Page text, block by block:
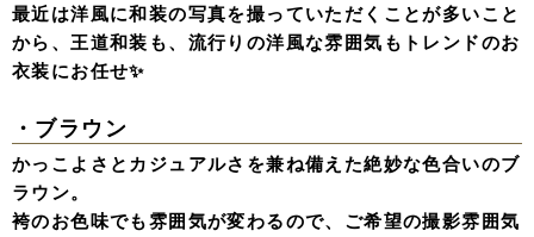
最近は洋風に和装の写真を撮っていただくことが多いこと
から、王道和装も、流行りの洋風な雰囲気もトレンドのお
衣装にお任せ✨
・ブラウン
かっこよさとカジュアルさを兼ね備えた絶妙な色合いのブ
ラウン。
袴のお色味でも雰囲気が変わるので、ご希望の撮影雰囲気